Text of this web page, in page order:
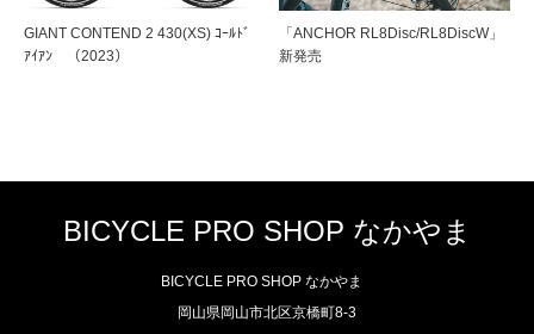
GIANT CONTEND 2 430(XS) ｺｰﾙﾄﾞ
ｱｲｱﾝ （2023）
「ANCHOR RL8Disc/RL8DiscW」
新発売
BICYCLE PRO SHOP なかやま
BICYCLE PRO SHOP なかやま
岡山県岡山市北区京橋町8-3